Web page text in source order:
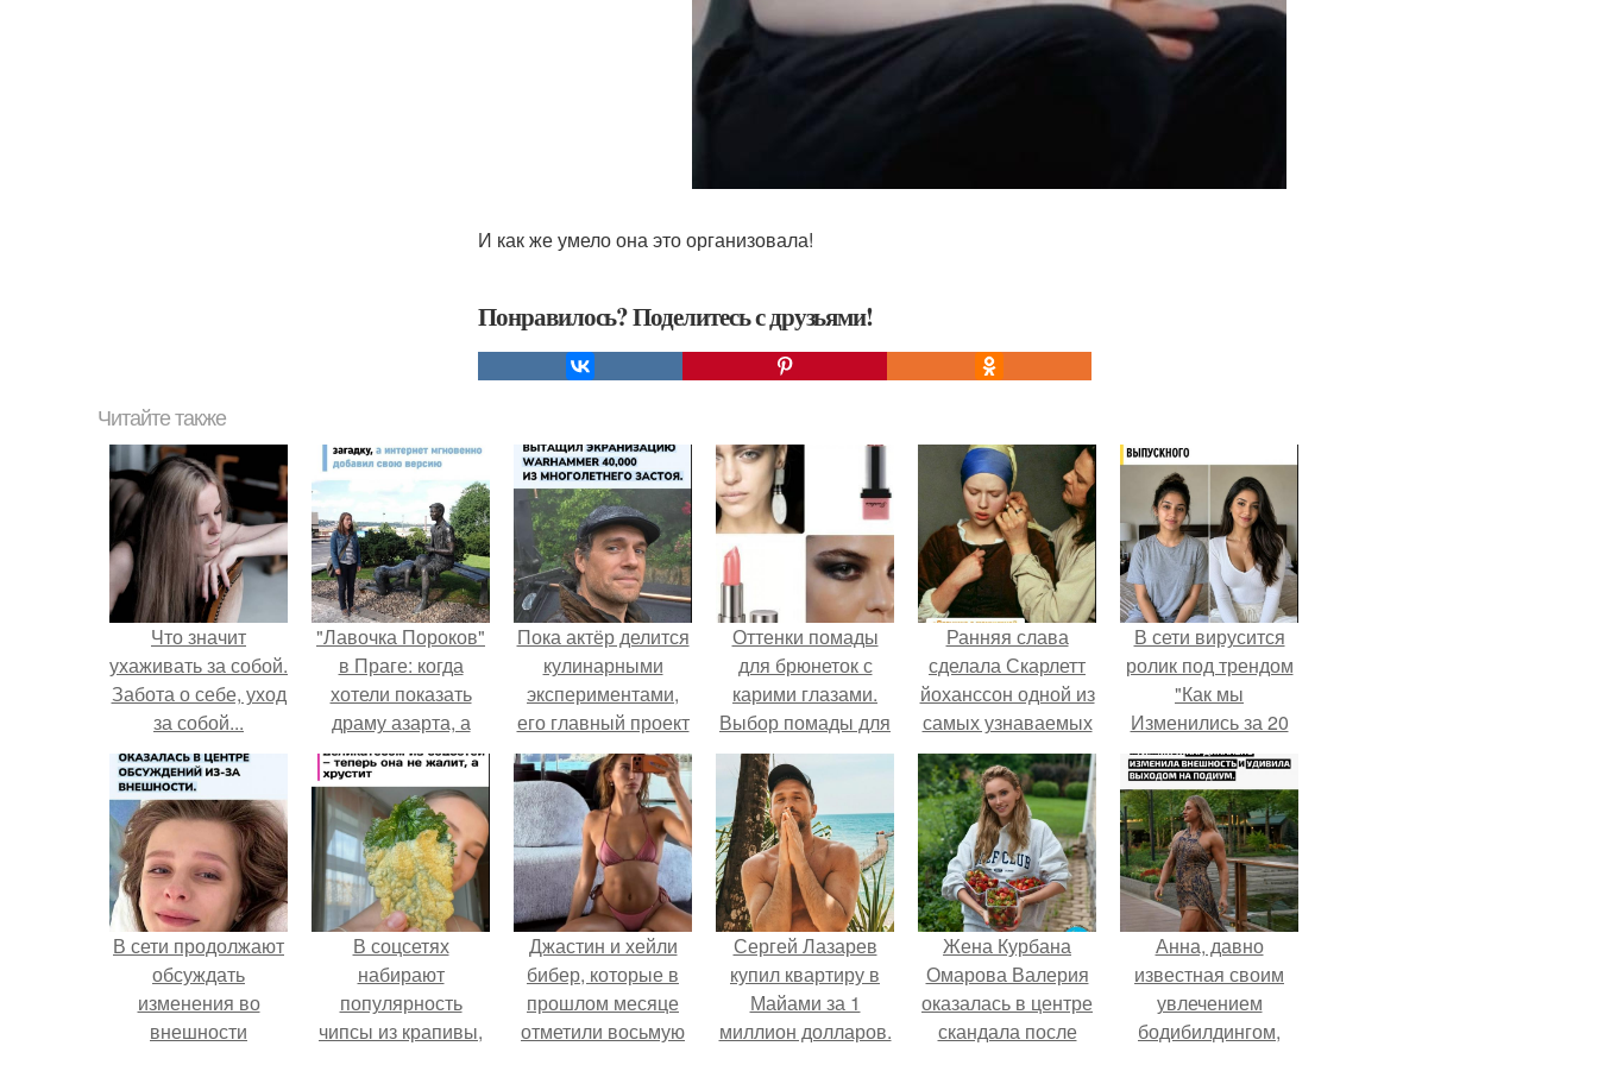
И как же умело она это организовала!
Понравилось? Поделитесь с друзьями!
Читайте также
Что значит
ухаживать за собой.
Забота о себе, уход
за собой...
"Лавочка Пороков"
в Праге: когда
хотели показать
драму азарта, а
получился 18+.
Пока актёр делится
кулинарными
экспериментами,
его главный проект
сделал серьёзный
шаг вперёд.
Оттенки помады
для брюнеток с
карими глазами.
Выбор помады для
брюнеток по цвету
глаз
Ранняя слава
сделала Скарлетт
йоханссон одной из
самых узнаваемых
актрис голливуда,
но за глянцевым
фасадом
скрывалась
огромная
неуверенность.
В сети вирусится
ролик под трендом
"Как мы
Изменились за 20
лет".
В сети продолжают
обсуждать
изменения во
внешности
В соцсетях
набирают
популярность
чипсы из крапивы,
Джастин и хейли
бибер, которые в
прошлом месяце
отметили восьмую
Сергей Лазарев
купил квартиру в
Майами за 1
миллион долларов.
Жена Курбана
Омарова Валерия
оказалась в центре
скандала после
Анна, давно
известная своим
увлечением
бодибилдингом,